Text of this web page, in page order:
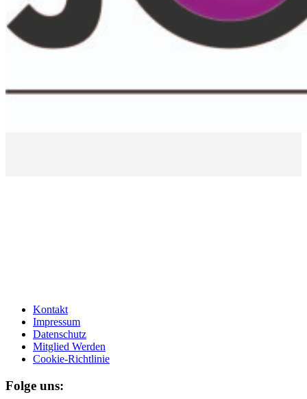
Kontakt
Impressum
Datenschutz
Mitglied Werden
Cookie-Richtlinie
Folge uns: